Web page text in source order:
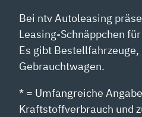
Bei ntv Autoleasing
Leasing-Schnäppchen
Es gibt
Gebrauchtwagen.
* = Umfangreiche
Kraftstoffverbrauch und